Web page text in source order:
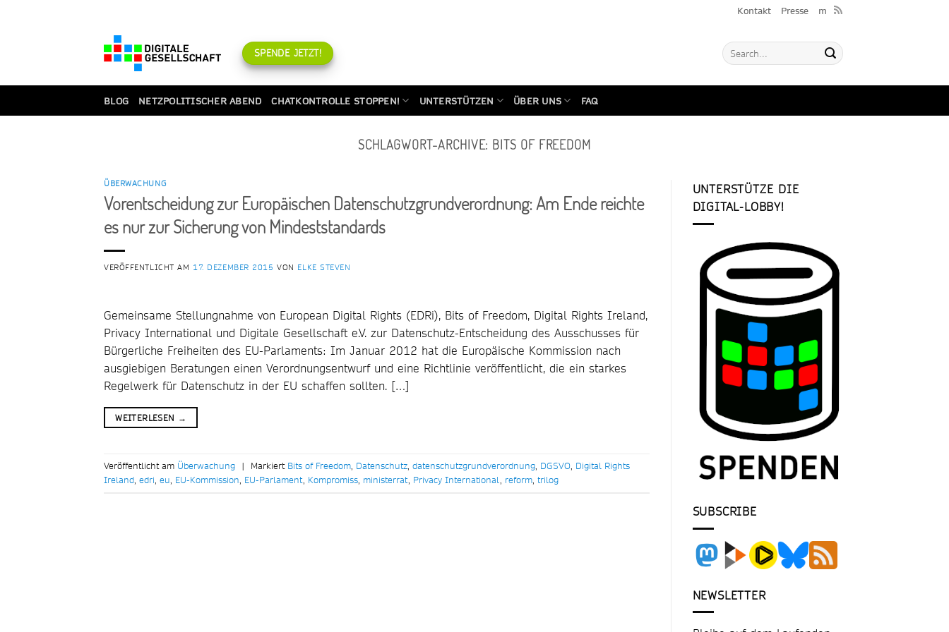
Kontakt Presse m
SPENDE JETZT!
BLOG NETZPOLITISCHER ABEND CHATKONTROLLE STOPPEN! UNTERSTÜTZEN ÜBER UNS FAQ
SCHLAGWORT-ARCHIVE: BITS OF FREEDOM
ÜBERWACHUNG
Vorentscheidung zur Europäischen Datenschutzgrundverordnung: Am Ende reichte
es nur zur Sicherung von Mindeststandards
VERÖFFENTLICHT AM 17. DEZEMBER 2015 VON ELKE STEVEN
Gemeinsame Stellungnahme von European Digital Rights (EDRi), Bits of Freedom, Digital Rights Ireland,
Privacy International und Digitale Gesellschaft e.V. zur Datenschutz-Entscheidung des Ausschusses für
Bürgerliche Freiheiten des EU-Parlaments: Im Januar 2012 hat die Europäische Kommission nach
ausgiebigen Beratungen einen Verordnungsentwurf und eine Richtlinie veröffentlicht, die ein starkes
Regelwerk für Datenschutz in der EU schaffen sollten. […]
WEITERLESEN →
Veröffentlicht am Überwachung | Markiert Bits of Freedom, Datenschutz, datenschutzgrundverordnung, DGSVO, Digital Rights
Ireland, edri, eu, EU-Kommission, EU-Parlament, Kompromiss, ministerrat, Privacy International, reform, trilog
UNTERSTÜTZE DIE
DIGITAL-LOBBY!
SUBSCRIBE
NEWSLETTER